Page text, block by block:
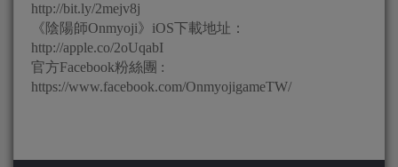
http://bit.ly/2mejv8j
《陰陽師Onmyoji》iOS下載地址：
http://apple.co/2oUqabI
官方Facebook粉絲團 :
https://www.facebook.com/OnmyojigameTW/